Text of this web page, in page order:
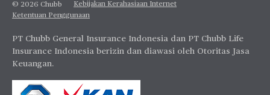
© 2026 Chubb
Kebijakan Kerahasiaan Internet
Ketentuan Penggunaan
PT Chubb General Insurance Indonesia dan PT Chubb Life
Insurance Indonesia berizin dan diawasi oleh Otoritas Jasa
Keuangan.